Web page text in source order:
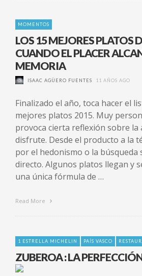
MOMENTOS
LOS 15 MEJORES PLATOS
CUANDO EL PLACER
MEMORIA
ISAAC AGÜERO FUENTES 11 AÑOS AGO
Finalizado el año, toca hacer el
mejores platos 2015. Muy
provoca cierta reflexión sobre la
disfrute. Desde el producto a la
por el hedonismo o la búsqueda
directo. Algunos platos llegan y
una única fórmula de …
Read More
1 ESTRELLA MICHELIN PAÍS VASCO
ZUBEROA : LA